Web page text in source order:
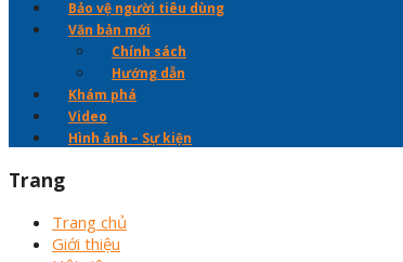
Bảo vệ người tiêu dùng
Văn bản mới
Chính sách
Hướng dẫn
Khám phá
Video
Hình ảnh – Sự kiện
Trang
Trang chủ
Giới thiệu